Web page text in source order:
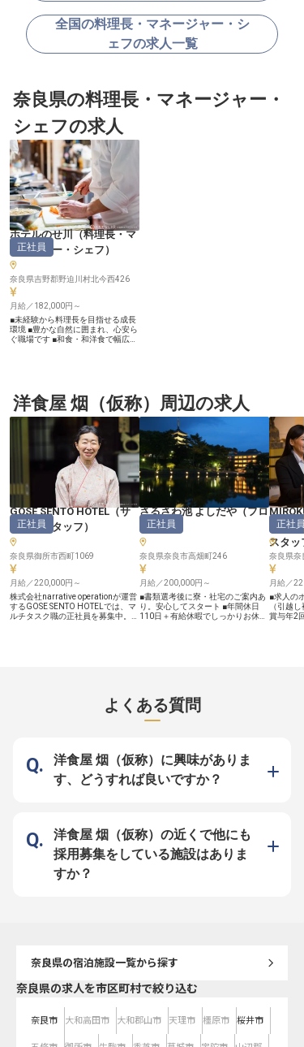
全国の料理長・マネージャー・シ
ェフの求人一覧
奈良県の料理長・マネージャー・
シェフの求人
ホテルのせ川（料理長・マ
ネージャー・シェフ ）
正社員
奈良県吉野郡野迫川村北今西426
月給／182,000円～
■未経験から料理長を目指せる成長
環境 ■豊かな自然に囲まれ、心安ら
ぐ職場です ■和食・和洋食で幅広い
らの安らぎと感動を提供していま
す。特に、お食事は旅の大きな楽し
みの一つ。地元の恵みを活かした旬
の食材を使い、一品一品に真心を込
めて調理しています。 和食を中心
に、時には和洋折衷の趣向を凝らし
たお料理で、お客様の記憶に残る特
別なひとときを演出してください。
あなたの手から生まれる温かい料理
が、お客様の笑顔へと繋がります。
ーー【経験を活かし、未来の料理長
へ成長できる環境】 当施設では、
調理経験をお持ちの方であれば、料
理長候補生としてキャリアをスター
トできます。これまでの経験を存分
に発揮しながら、さらにスキルアッ
プを目指せる環境です。 先輩スタ
ッフが丁寧にサポートし、和食・和
洋食の幅広い調理技術を習得できま
す。自然豊かな場所で、落ち着いて
仕事に取り組めるのも魅力。正社員
として社会保険も完備しており、安
心して長く働きながら、将来の料理
長を目指せる職場です。 ※2025年
洋食屋 烟（仮称）周辺の求人
GOSE SENTO HOTEL（サ
ービススタッフ ）
正社員
奈良県御所市西町1069
月給／220,000円～
株式会社narrative operationが運営
するGOSE SENTO HOTELでは、マ
ルチタスク職の正社員を募集中。宿
さるさわ池 よしだや（フロ
ント）
正社員
奈良県奈良市高畑町246
月給／200,000円～
■書類選考後に寮・社宅のご案内あ
り。安心してスタート ■年間休日
110日＋有給休暇でしっかりお休み
ます。フロントスタッフとして、チ
ェックインやチェックアウトのご対
応はもちろん、観光案内を通じて蔵
い」と思っていただける瞬間が、こ
の仕事の一番の喜びです。 ーー
【安心して長く働ける環境が整って
います】 年間休日110日に加え、有
のも嬉しいポイントです。また、書
類選考後には寮・社宅についてのご
案内もございますので、遠方からの
ご応募も大歓迎です！予約管理やメ
スタッ
正社員
奈良県奈
月給／
■求人の
（引越
賞与年2
よくある質問
洋食屋 烟（仮称）に興味がありま
す、どうすれば良いですか？
洋食屋 烟（仮称）の近くで他にも
採用募集をしている施設はありま
すか？
奈良県の宿泊施設一覧から探す
奈良県の求人を市区町村で絞り込む
奈良市 大和高田市 大和郡山市 天理市 橿原市 桜井市